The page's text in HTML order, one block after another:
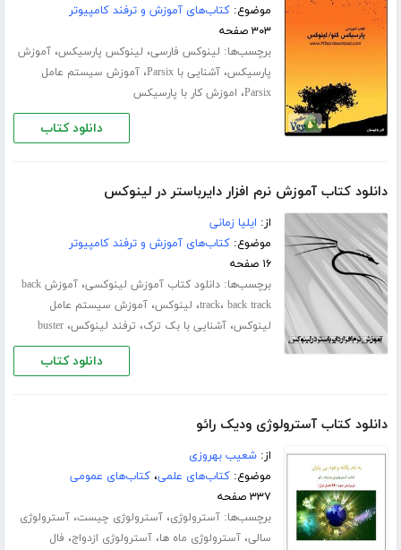
موضوع:کتاب‌های آموزش و ترفند کامپیوتر
۳۰۳ صفحه
برچسب‌ها: لینوکس فارسی، لینوکس پارسیکس،آموزش
پارسیکس،آشنایی با Parsix ،آموزش سیستم عامل
Parsix، اموزش کار با پارسیکس
دانلود کتاب
دانلود کتاب آموزش نرم افزار دایرباستر در لینوکس
از: ایلیا زمانی
موضوع:کتاب‌های آموزش و ترفند کامپیوتر
۱۶ صفحه
برچسب‌ها:دانلود کتاب آموزش لینوکسی،
آموزش back
track، back track ، لینوکس،آموزش سیستم عامل
لینوکس،آشنایی با بک ترک، ترفند لینوکس،buster
دانلود کتاب
دانلود کتاب آسترولوژی ودیک رائو
از:شعیب بهروزی
موضوع:کتاب‌های علمی،کتاب‌های عمومی
۳۳۷ صفحه
برچسب‌ها:آسترولوژی،آسترولوژی چیست،آسترولوژی
سالی،آسترولوژی ماه ها،آسترولوژی ازدواج، فال